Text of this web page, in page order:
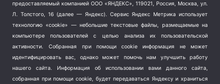
Терроризм (1)
Транспорт (262)
Туризм (178)
Флот (76)
Школа и спорт (2)
предоставляемый компанией ООО «ЯНДЕКС», 119021, Россия, Москва, ул.
Л. Толстого, 16 (далее — Яндекс). Сервис Яндекс Метрика использует
технологию «cookie» — небольшие текстовые файлы, размещаемые на
компьютере пользователей с целью анализа их пользовательской
активности.
Собранная при помощи cookie информация не может
идентифицировать вас, однако может помочь нам улучшить работу
нашего сайта. Информация об использовании вами данного сайта,
собранная при помощи cookie, будет передаваться Яндексу и храниться